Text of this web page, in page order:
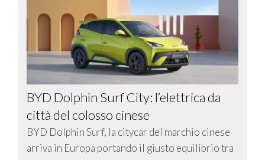
BYD Dolphin Surf City: l’elettrica da
città del colosso cinese
BYD Dolphin Surf, la citycar del marchio cinese
arriva in Europa portando il giusto equilibrio tra